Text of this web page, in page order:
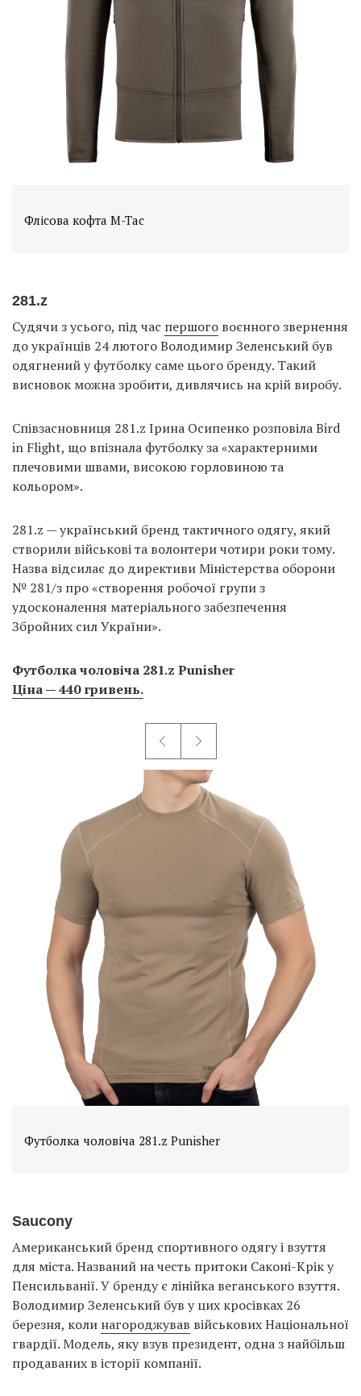
Флісова кофта M-Tac
281.z
Судячи з усього, під час першого воєнного звернення
до українців 24 лютого Володимир Зеленський був
одягнений у футболку саме цього бренду. Такий
висновок можна зробити, дивлячись на крій виробу.
Співзасновниця 281.z Ірина Осипенко розповіла Bird
in Flight, що впізнала футболку за «характерними
плечовими швами, високою горловиною та
кольором».
281.z — український бренд тактичного одягу, який
створили військові та волонтери чотири роки тому.
Назва відсилає до директиви Міністерства оборони
№ 281/з про «створення робочої групи з
удосконалення матеріального забезпечення
Збройних сил України».
Футболка чоловіча 281.z Punisher
Ціна — 440 гривень.
Футболка чоловіча 281.z Punisher
Saucony
Американський бренд спортивного одягу і взуття
для міста. Названий на честь притоки Саконі-Крік у
Пенсильванії. У бренду є лінійка веганського взуття.
Володимир Зеленський був у цих кросівках 26
березня, коли нагороджував військових Національної
гвардії. Модель, яку взув президент, одна з найбільш
продаваних в історії компанії.